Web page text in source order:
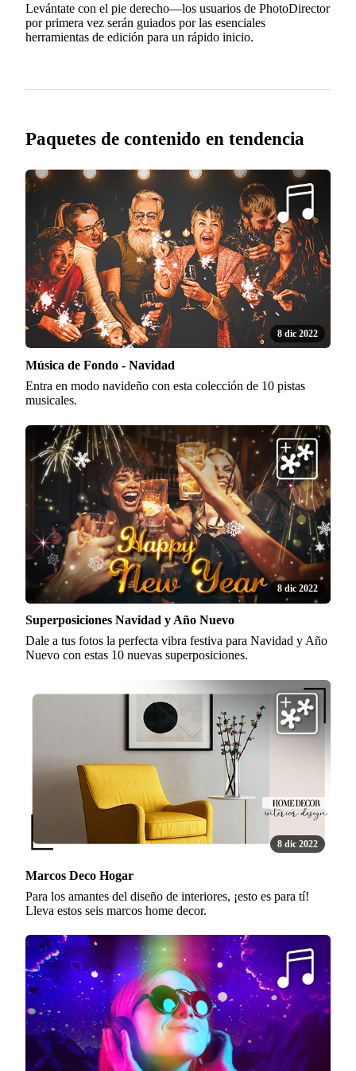
Levántate con el pie derecho—los usuarios de PhotoDirector
por primera vez serán guiados por las esenciales
herramientas de edición para un rápido inicio.
Paquetes de contenido en tendencia
8 dic 2022
Música de Fondo - Navidad
Entra en modo navideño con esta colección de 10 pistas
musicales.
8 dic 2022
Superposiciones Navidad y Año Nuevo
Dale a tus fotos la perfecta vibra festiva para Navidad y Año
Nuevo con estas 10 nuevas superposiciones.
8 dic 2022
Marcos Deco Hogar
Para los amantes del diseño de interiores, ¡esto es para tí!
Lleva estos seis marcos home decor.